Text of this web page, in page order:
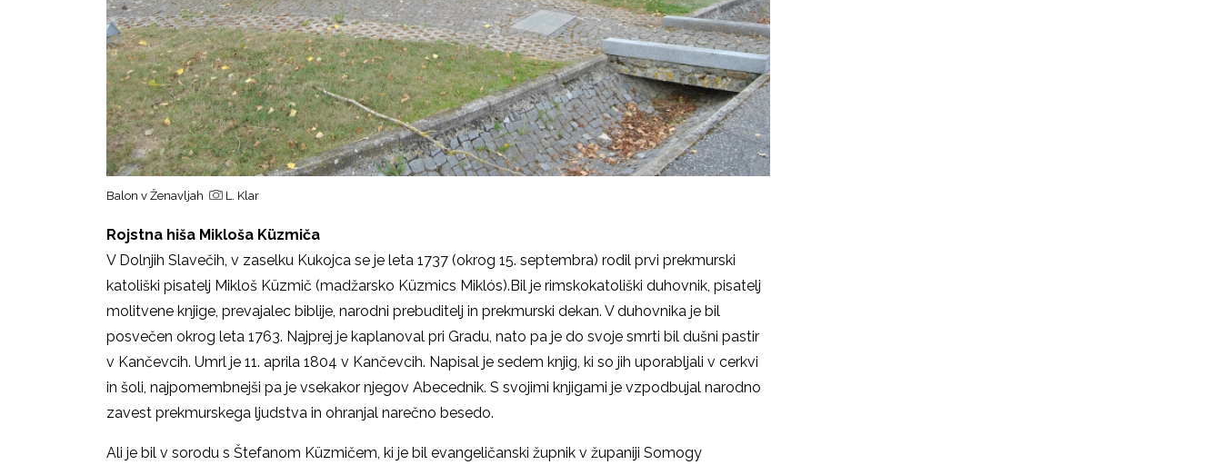
Balon v Ženavljah L. Klar
Rojstna hiša Mikloša Küzmiča
V Dolnjih Slavečih, v zaselku Kukojca se je leta 1737 (okrog 15. septembra) rodil prvi prekmurski
katoliški pisatelj Mikloš Küzmič (madžarsko Küzmics Miklós).Bil je rimskokatoliški duhovnik, pisatelj
molitvene knjige, prevajalec biblije, narodni prebuditelj in prekmurski dekan. V duhovnika je bil
posvečen okrog leta 1763. Najprej je kaplanoval pri Gradu, nato pa je do svoje smrti bil dušni pastir
v Kančevcih. Umrl je 11. aprila 1804 v Kančevcih. Napisal je sedem knjig, ki so jih uporabljali v cerkvi
in šoli, najpomembnejši pa je vsekakor njegov Abecednik. S svojimi knjigami je vzpodbujal narodno
zavest prekmurskega ljudstva in ohranjal narečno besedo.
Ali je bil v sorodu s Štefanom Küzmičem, ki je bil evangeličanski župnik v županiji Somogy